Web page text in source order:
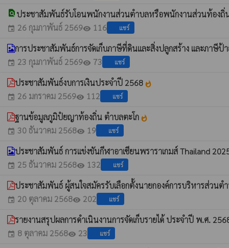
find_in_page ประชาสัมพันธ์รับโอนพนักงานส่วนตำบลหรือพนักงานส่วนท้อง
event 26 กุมภาพันธ์ 2569visibility 116 แชร์
การประชาสัมพันธ์การจัดเก็บภาษีที่ดินและสิ่งปลูกสร้าง และภาษี
event 23 กุมภาพันธ์ 2569visibility 73 แชร์
ประชาสัมพันธ์งบการเงินประจำปี 2568 whatshot
event 26 มกราคม 2569visibility 112 แชร์
ฐานข้อมูลภูมิปํยญาท้องถิ่น ตำบลตะโก whatshot
event 30 ธันวาคม 2568visibility 19 แชร์
ประชาสัมพันธ์ การแข่งขันกีฬาอาเซียนพราราเกมส์ Thailand
event 25 ธันวาคม 2568visibility 132 แชร์
ประชาสัมพันธ์ ผู้สนใจสมัครรับเลือกตั้งนายกองค์การบริหารส่วน
event 20 ตุลาคม 2568visibility 202 แชร์
รายงานสรุปผลการดำเนินงานการจัดเก็บรายได้ ประจำปี พ.ศ.
event 8 ตุลาคม 2568visibility 23 แชร์